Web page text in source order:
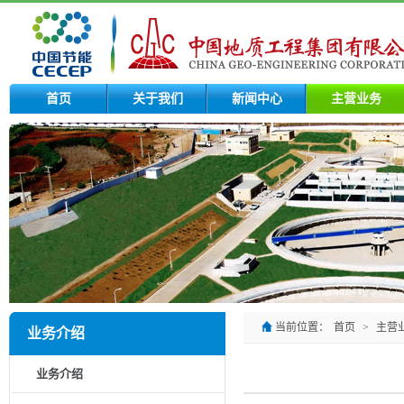
首页 关于我们 新闻中心 主营业务
业务介绍
业务介绍
当前位置： 首页 > 主营